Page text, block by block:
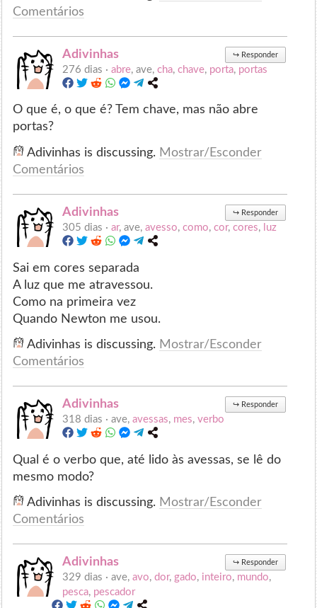
Comentários
Adivinhas ↪ Responder
276 dias ·abre, ave,cha,chave, porta, portas
O que é, o que é? Tem chave, mas não abre
portas?
Adivinhas is discussing. Mostrar/Esconder
Comentários
Adivinhas ↪ Responder
305 dias ·ar, ave,avesso,como,cor,cores, luz
Sai em cores separada
A luz que me atravessou.
Como na primeira vez
Quando Newton me usou.
Adivinhas is discussing. Mostrar/Esconder
Comentários
Adivinhas ↪ Responder
318 dias ·ave,avessas, mes,verbo
Qual é o verbo que, até lido às avessas, se lê do
mesmo modo?
Adivinhas is discussing. Mostrar/Esconder
Comentários
Adivinhas ↪ Responder
329 dias ·ave,avo,dor, gado, inteiro, mundo,
pesca, pescador